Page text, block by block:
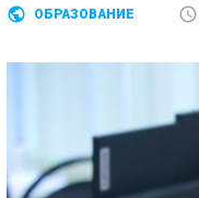
ОБРАЗОВАНИЕ